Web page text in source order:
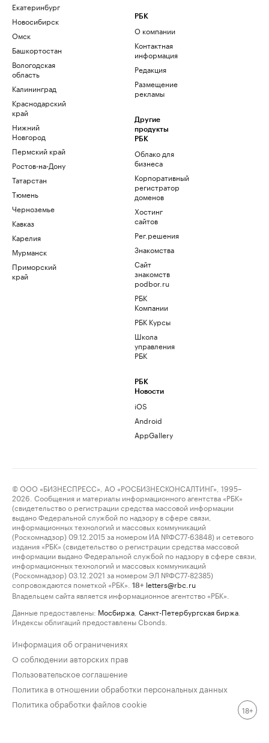
Екатеринбург
Новосибирск
Омск
Башкортостан
Вологодская
область
Калининград
Краснодарский
край
Нижний
Новгород
Пермский край
Ростов-на-Дону
Татарстан
Тюмень
Черноземье
Кавказ
Карелия
Мурманск
Приморский
край
РБК
О компании
Контактная
информация
Редакция
Размещение
рекламы
Другие
продукты
РБК
Облако для
бизнеса
Корпоративный
регистратор
доменов
Хостинг
сайтов
Рег.решения
Знакомства
Сайт
знакомств
podbor.ru
РБК
Компании
РБК Курсы
Школа
управления
РБК
РБК
Новости
iOS
Android
AppGallery
© ООО «БИЗНЕСПРЕСС», АО «РОСБИЗНЕСКОНСАЛТИНГ», 1995–
2026. Сообщения и материалы информационного агентства «РБК»
(свидетельство о регистрации средства массовой информации
выдано Федеральной службой по надзору в сфере связи,
информационных технологий и массовых коммуникаций
(Роскомнадзор) 09.12.2015 за номером ИА №ФС77-63848) и сетевого
издания «РБК» (свидетельство о регистрации средства массовой
информации выдано Федеральной службой по надзору в сфере связи,
информационных технологий и массовых коммуникаций
(Роскомнадзор) 03.12.2021 за номером ЭЛ №ФС77-82385)
сопровождаются пометкой «РБК».
18+ letters@rbc.ru
Владельцем сайта является информационное агентство «РБК».
Данные предоставлены: Мосбиржа Санкт-Петербургская биржа
Индексы облигаций предоставлены Cbonds.
Информация об ограничениях
О соблюдении авторских прав
Пользовательское соглашение
Политика в отношении обработки персональных данных
Политика обработки файлов cookie
18+